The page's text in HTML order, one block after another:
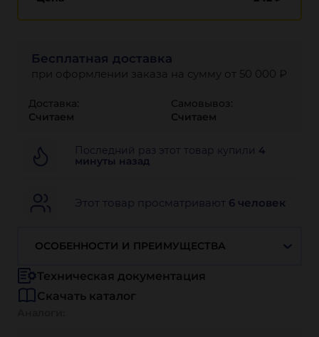
Бесплатная доставка
при оформлении заказа на сумму от 50 000 ₽
Доставка:
Считаем
Самовывоз:
Считаем
Последний раз этот товар купили 4
минуты назад
Этот товар просматривают 6 человек
ОСОБЕННОСТИ И ПРЕИМУЩЕСТВА
Техническая документация
Скачать каталог